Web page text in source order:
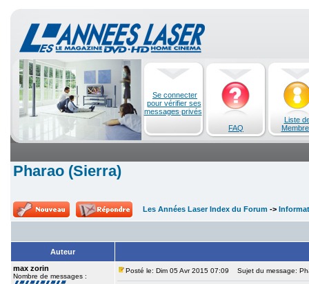
Se connecter
pour vérifier ses
messages privés
FAQ
Liste
Pharao (Sierra)
Les Années Laser Index du Forum ->
Auteur
max zorin
Nombre de messages :
Posté le: Dim 05 Avr 2015 07:09 Sujet du message: